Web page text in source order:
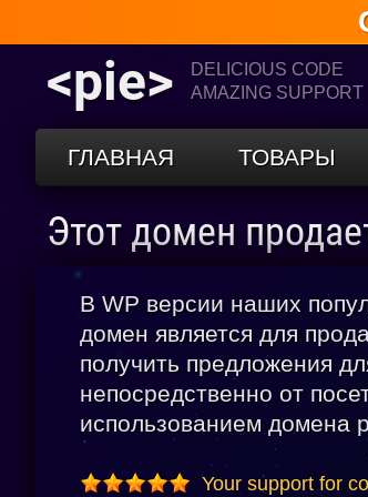
<pie>
DELICIOUS CODE
AMAZING SUPPORT
ГЛАВНАЯ ТОВАРЫ
Этот домен
В WP версии наших
домен является для
получить предложения
непосредственно от
использованием домена
Your support for